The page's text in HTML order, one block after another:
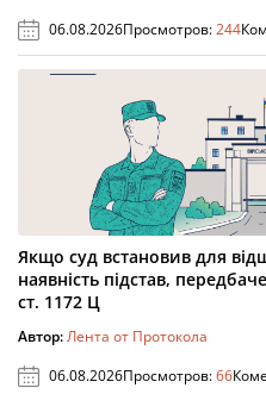
06.08.2026Просмотров:244
Якщо суд встановив для
наявність підстав,
ст. 1172 Ц
Автор:Лента от Протокола
06.08.2026Просмотров:66